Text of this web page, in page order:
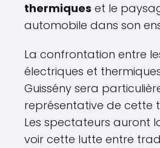
thermiques et le
automobile dans son
La confrontation entre
électriques et
Guissény sera
représentative de cette
Les spectateurs auront
voir cette lutte entre